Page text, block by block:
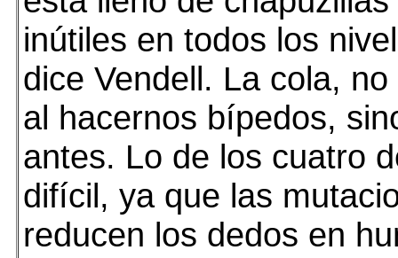
inútiles en todos los
dice Vendell. La cola,
al hacernos bípedos,
antes. Lo de los cuatro
difícil, ya que las
reducen los dedos en